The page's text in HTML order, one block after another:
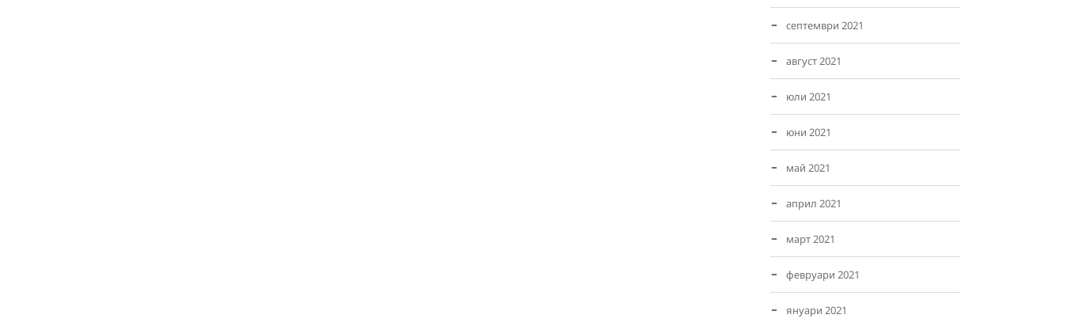
септември 2021
август 2021
юли 2021
юни 2021
май 2021
април 2021
март 2021
февруари 2021
януари 2021